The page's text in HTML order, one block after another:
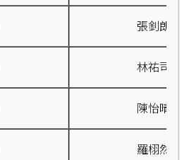
張釗朗(智
林祐司(樂
陳怡晴(信
羅栩然(禮